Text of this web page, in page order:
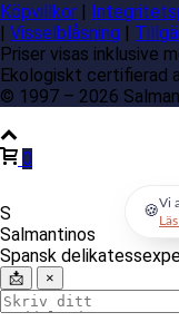
Köpvillkor
Visselblåsning
Priser visas inklusive
Ekologiskt certifierad
© 1997 – 2026
0
S
Salmantinos
Spansk
📩 ×
🍪Vi